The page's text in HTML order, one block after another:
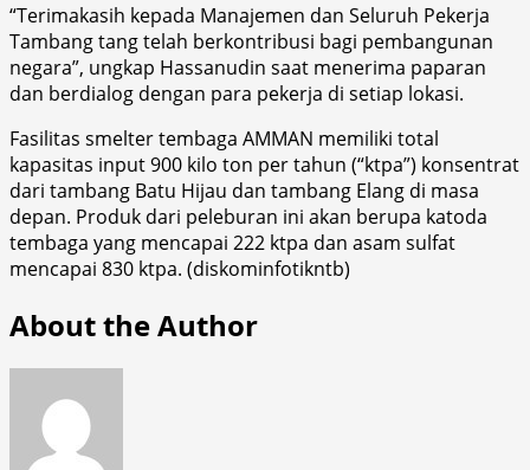
“Terimakasih kepada Manajemen dan Seluruh Pekerja
Tambang tang telah berkontribusi bagi pembangunan
negara”, ungkap Hassanudin saat menerima paparan
dan berdialog dengan para pekerja di setiap lokasi.
Fasilitas smelter tembaga AMMAN memiliki total
kapasitas input 900 kilo ton per tahun (“ktpa”) konsentrat
dari tambang Batu Hijau dan tambang Elang di masa
depan. Produk dari peleburan ini akan berupa katoda
tembaga yang mencapai 222 ktpa dan asam sulfat
mencapai 830 ktpa. (diskominfotikntb)
About the Author